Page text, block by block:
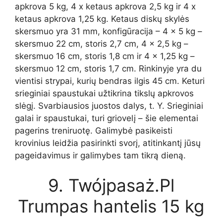
apkrova 5 kg, 4 x ketaus apkrova 2,5 kg ir 4 x
ketaus apkrova 1,25 kg. Ketaus diskų skylės
skersmuo yra 31 mm, konfigūracija – 4 x 5 kg –
skersmuo 22 cm, storis 2,7 cm, 4 x 2,5 kg –
skersmuo 16 cm, storis 1,8 cm ir 4 x 1,25 kg –
skersmuo 12 cm, storis 1,7 cm. Rinkinyje yra du
vientisi strypai, kurių bendras ilgis 45 cm. Keturi
srieginiai spaustukai užtikrina tikslų apkrovos
slėgį. Svarbiausios juostos dalys, t. Y. Srieginiai
galai ir spaustukai, turi griovelį – šie elementai
pagerins treniruotę. Galimybė pasikeisti
krovinius leidžia pasirinkti svorį, atitinkantį jūsų
pageidavimus ir galimybes tam tikrą dieną.
9. Twójpasaż.Pl
Trumpas hantelis 15 kg